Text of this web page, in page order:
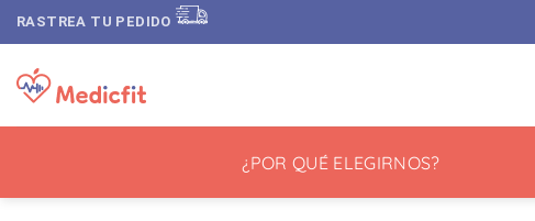
Saltar
al
contenido
RASTREA TU PEDIDO
¿POR QUÉ ELEGIRNOS?